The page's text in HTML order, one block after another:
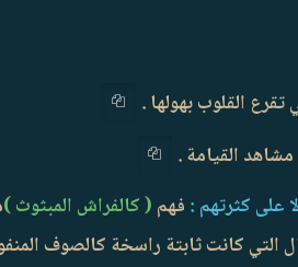
القلوب بهولها .
القيامة .
على كثرتهم : فهم ( كالفراش المبثوث )
التي كانت ثابتة راسخة كالصوف